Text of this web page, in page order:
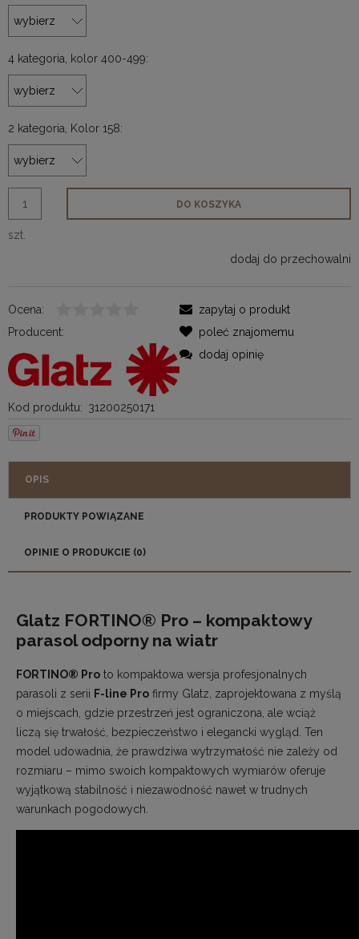
4 kategoria, kolor 400-499:
2 kategoria, Kolor 158:
szt.
DO KOSZYKA
dodaj do przechowalni
Ocena:
Producent:
Kod produktu: 31200250171
zapytaj o produkt
poleć znajomemu
dodaj opinię
OPIS
PRODUKTY POWIĄZANE
OPINIE O PRODUKCIE (0)
Glatz FORTINO® Pro – kompaktowy
parasol odporny na wiatr
FORTINO® Pro to kompaktowa wersja profesjonalnych
parasoli z serii F-line Pro firmy Glatz, zaprojektowana z myślą
o miejscach, gdzie przestrzeń jest ograniczona, ale wciąż
liczą się trwałość, bezpieczeństwo i elegancki wygląd. Ten
model udowadnia, że prawdziwa wytrzymałość nie zależy od
rozmiaru – mimo swoich kompaktowych wymiarów oferuje
wyjątkową stabilność i niezawodność nawet w trudnych
warunkach pogodowych.